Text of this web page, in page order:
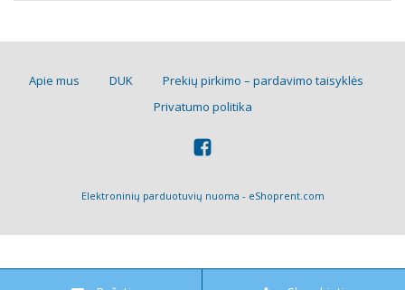
Apie mus DUK
Prekių pirkimo – pardavimo taisyklės
Privatumo politika
Elektroninių parduotuvių nuoma - eShoprent.com